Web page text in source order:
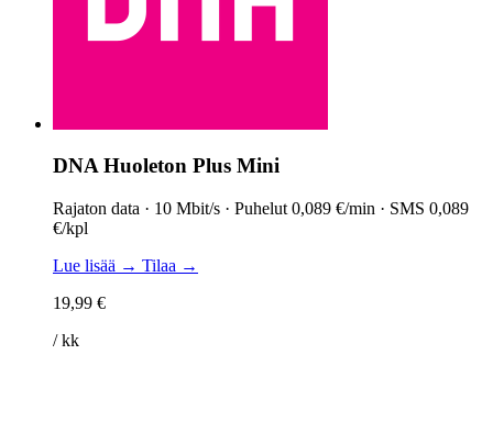
DNA Huoleton Plus Mini
Rajaton data · 10 Mbit/s · Puhelut 0,089 €/min · SMS 0,089
€/kpl
Lue lisää → Tilaa →
19,99 €
/ kk